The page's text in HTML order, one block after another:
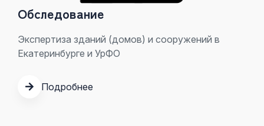
Обследование
Экспертиза зданий (домов) и сооружений в
Екатеринбурге и УрФО
Подробнее